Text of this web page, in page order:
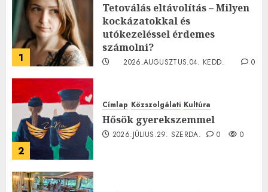
1
Tetoválás eltávolítás – Milyen
kockázatokkal és
utókezeléssel érdemes
számolni?
2026.AUGUSZTUS.04. KEDD.
0
2
Címlap Közszolgálati Kultúra
Hősök gyerekszemmel
2026.JÚLIUS.29. SZERDA. 0 0